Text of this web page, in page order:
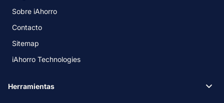
Sobre iAhorro
Contacto
Sitemap
iAhorro Technologies
Herramientas